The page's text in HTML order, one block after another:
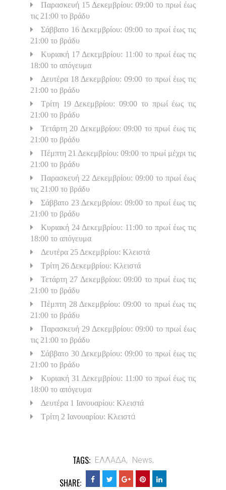
Παρασκευή 15 Δεκεμβρίου: 09:00 το πρωί έως
τις 21:00 το βράδυ
Σάββατο 16 Δεκεμβρίου: 09:00 το πρωί έως τις
21:00 το βράδυ
Κυριακή 17 Δεκεμβρίου: 11:00 το πρωί έως τις
18:00 το απόγευμα
Δευτέρα 18 Δεκεμβρίου: 09:00 το πρωί έως τις
21:00 το βράδυ
Τρίτη 19 Δεκεμβρίου: 09:00 το πρωί έως τις
21:00 το βράδυ
Τετάρτη 20 Δεκεμβρίου: 09:00 το πρωί έως τις
21:00 το βράδυ
Πέμπτη 21 Δεκεμβρίου: 09:00 το πρωί μέχρι τις
21:00 το βράδυ
Παρασκευή 22 Δεκεμβρίου: 09:00 το πρωί έως
τις 21:00 το βράδυ
Σάββατο 23 Δεκεμβρίου: 09:00 το πρωί έως τις
21:00 το βράδυ
Κυριακή 24 Δεκεμβρίου: 11:00 το πρωί έως τις
18:00 το απόγευμα
Δευτέρα 25 Δεκεμβρίου: Κλειστά
Τρίτη 26 Δεκεμβρίου: Κλειστά
Τετάρτη 27 Δεκεμβρίου: 09:00 το πρωί έως τις
21:00 το βράδυ
Πέμπτη 28 Δεκεμβρίου: 09:00 το πρωί έως τις
21:00 το βράδυ
Παρασκευή 29 Δεκεμβρίου: 09:00 το πρωί έως
τις 21:00 το βράδυ
Σάββατο 30 Δεκεμβρίου: 09:00 το πρωί έως τις
21:00 το βράδυ
Κυριακή 31 Δεκεμβρίου: 11:00 το πρωί έως τις
18:00 το απόγευμα
Δευτέρα 1 Ιανουαρίου: Κλειστά
Τρίτη 2 Ιανουαρίου: Κλειστά
TAGS: ΕΛΛΑΔΑ, News,
SHARE: